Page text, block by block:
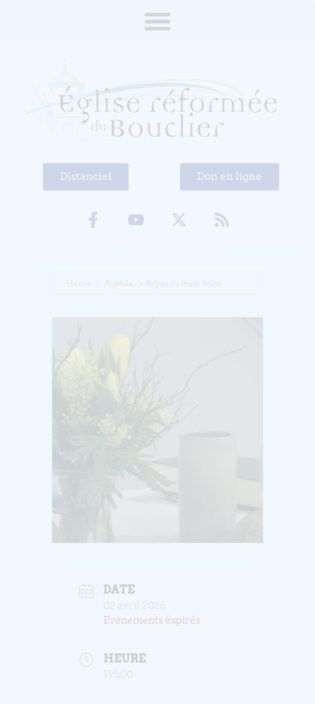
Distanciel Don en ligne
Home Agenda
DATE
Evénements éxpirés
HEURE